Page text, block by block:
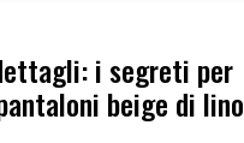
i segreti per
beige di lino